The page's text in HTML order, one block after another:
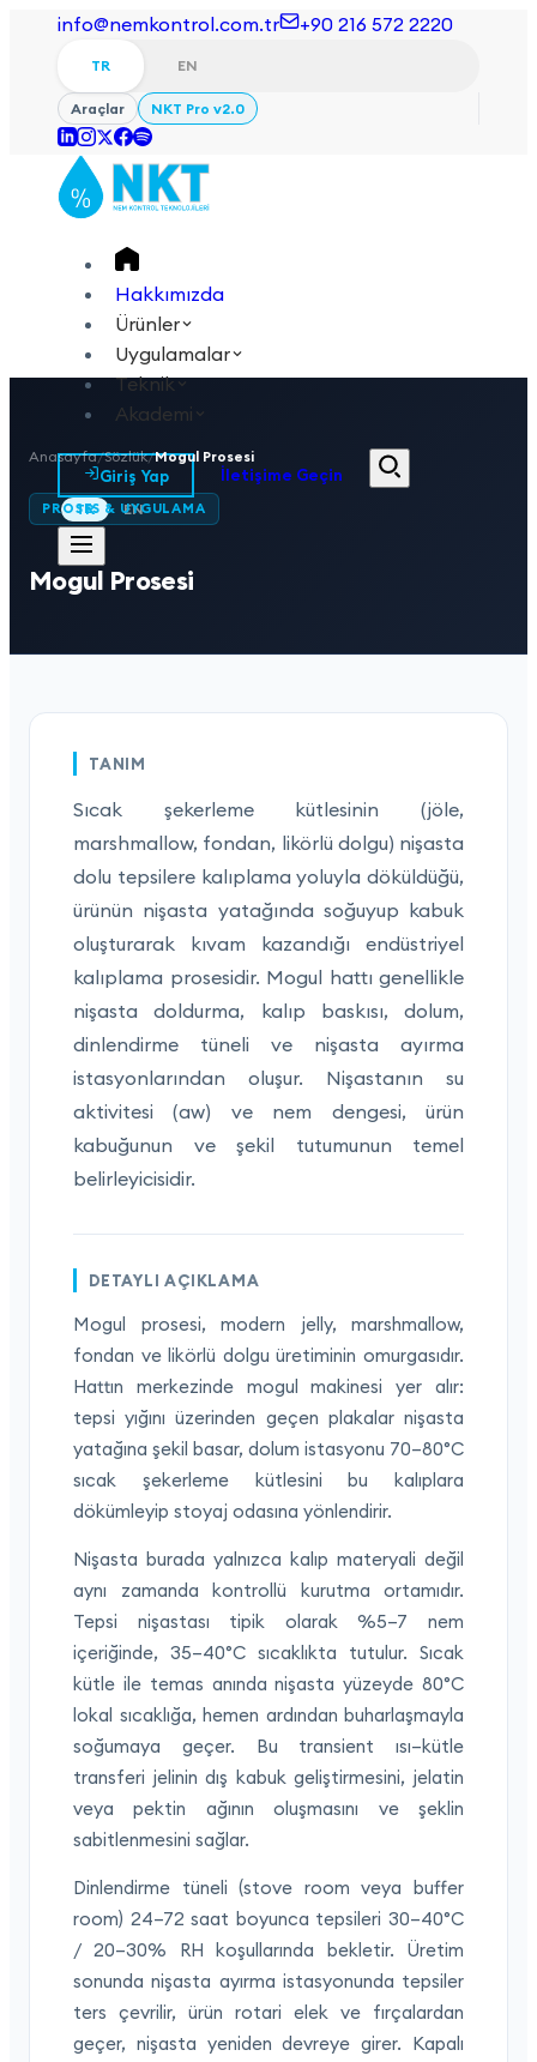
info@nemkontrol.com.tr +90 216 572 2220
TR EN
Araçlar NKT Pro v2.0
Hakkımızda
Ürünler
Uygulamalar
Teknik
Akademi
Giriş Yap İletişime Geçin
TR EN
Anasayfa/Sözlük/Mogul Prosesi
PROSES & UYGULAMA
Mogul Prosesi
TANIM
Sıcak şekerleme kütlesinin (jöle,
marshmallow, fondan, likörlü dolgu) nişasta
dolu tepsilere kalıplama yoluyla döküldüğü,
ürünün nişasta yatağında soğuyup kabuk
oluşturarak kıvam kazandığı endüstriyel
kalıplama prosesidir. Mogul hattı genellikle
nişasta doldurma, kalıp baskısı, dolum,
dinlendirme tüneli ve nişasta ayırma
istasyonlarından oluşur. Nişastanın su
aktivitesi (aw) ve nem dengesi, ürün
kabuğunun ve şekil tutumunun temel
belirleyicisidir.
DETAYLI AÇIKLAMA
Mogul prosesi, modern jelly, marshmallow,
fondan ve likörlü dolgu üretiminin omurgasıdır.
Hattın merkezinde mogul makinesi yer alır:
tepsi yığını üzerinden geçen plakalar nişasta
yatağına şekil basar, dolum istasyonu 70–80°C
sıcak şekerleme kütlesini bu kalıplara
dökümleyip stoyaj odasına yönlendirir.
Nişasta burada yalnızca kalıp materyali değil
aynı zamanda kontrollü kurutma ortamıdır.
Tepsi nişastası tipik olarak %5–7 nem
içeriğinde, 35–40°C sıcaklıkta tutulur. Sıcak
kütle ile temas anında nişasta yüzeyde 80°C
lokal sıcaklığa, hemen ardından buharlaşmayla
soğumaya geçer. Bu transient ısı–kütle
transferi jelinin dış kabuk geliştirmesini, jelatin
veya pektin ağının oluşmasını ve şeklin
sabitlenmesini sağlar.
Dinlendirme tüneli (stove room veya buffer
room) 24–72 saat boyunca tepsileri 30–40°C
/ 20–30% RH koşullarında bekletir. Üretim
sonunda nişasta ayırma istasyonunda tepsiler
ters çevrilir, ürün rotari elek ve fırçalardan
geçer, nişasta yeniden devreye girer. Kapalı